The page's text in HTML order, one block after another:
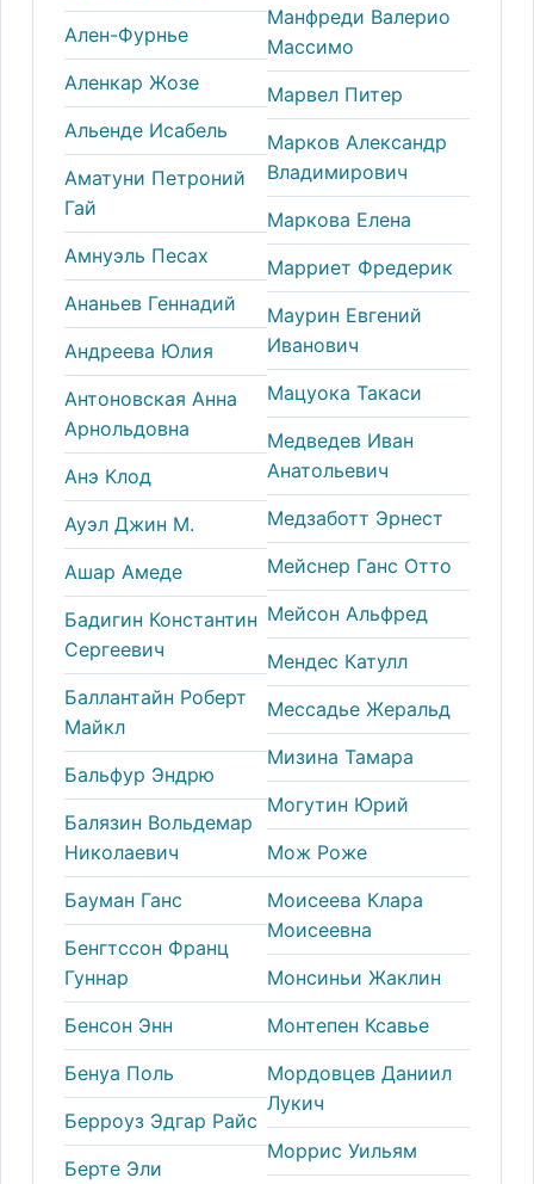
Ален-Фурнье
Аленкар Жозе
Альенде Исабель
Аматуни Петроний
Гай
Амнуэль Песах
Ананьев Геннадий
Андреева Юлия
Антоновская Анна
Арнольдовна
Анэ Клод
Ауэл Джин М.
Ашар Амеде
Бадигин Константин
Сергеевич
Баллантайн Роберт
Майкл
Бальфур Эндрю
Балязин Вольдемар
Николаевич
Бауман Ганс
Бенгтссон Франц
Гуннар
Бенсон Энн
Бенуа Поль
Берроуз Эдгар Райс
Берте Эли
Манфреди Валерио
Массимо
Марвел Питер
Марков Александр
Владимирович
Маркова Елена
Марриет Фредерик
Маурин Евгений
Иванович
Мацуока Такаси
Медведев Иван
Анатольевич
Медзаботт Эрнест
Мейснер Ганс Отто
Мейсон Альфред
Мендес Катулл
Мессадье Жеральд
Мизина Тамара
Могутин Юрий
Мож Роже
Моисеева Клара
Моисеевна
Монсиньи Жаклин
Монтепен Ксавье
Мордовцев Даниил
Лукич
Моррис Уильям